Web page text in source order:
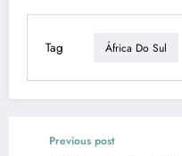
Tag África Do Sul
Previous post